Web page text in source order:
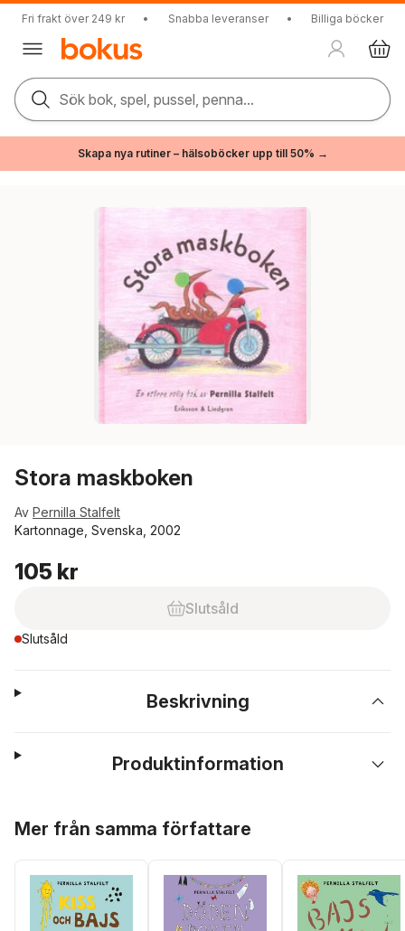
Fri frakt över 249 kr • Snabba leveranser • Billiga böcker
Sök bok, spel, pussel, penna...
Skapa nya rutiner – hälsoböcker upp till 50% →
Stora maskboken
Av Pernilla Stalfelt
Kartonnage, Svenska, 2002
105 kr
Slutsåld
Slutsåld
Beskrivning
Produktinformation
Mer från samma författare